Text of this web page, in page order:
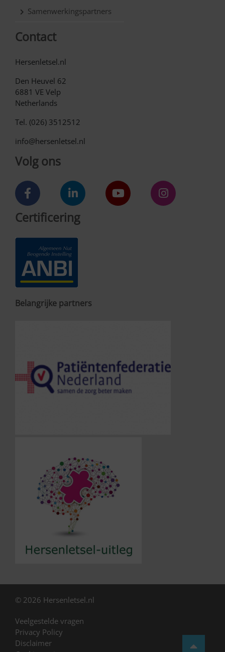
Samenwerkingspartners
Contact
Hersenletsel.nl
Den Heuvel 62
6881 VE Velp
Netherlands
Tel. (026) 3512512
info@hersenletsel.nl
Volg ons
Certificering
Belangrijke partners
© 2026 Hersenletsel.nl
Veelgestelde vragen
Privacy Policy
Disclaimer